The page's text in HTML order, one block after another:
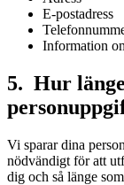
E-postadress
Information
5. Hur
Vi sparar dina
nödvändigt för att
dig och så länge